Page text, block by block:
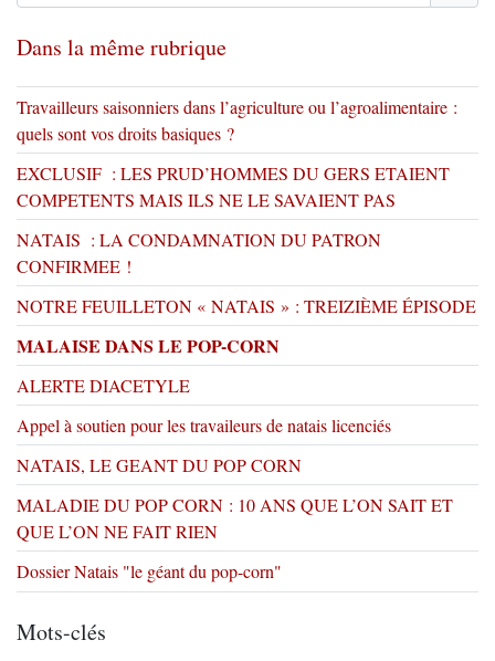
Dans la même rubrique
Travailleurs saisonniers dans l’agriculture ou l’agroalimentaire :
quels sont vos droits basiques ?
EXCLUSIF : LES PRUD’HOMMES DU GERS ETAIENT
COMPETENTS MAIS ILS NE LE SAVAIENT PAS
NATAIS : LA CONDAMNATION DU PATRON
CONFIRMEE !
NOTRE FEUILLETON « NATAIS » : TREIZIÈME ÉPISODE
MALAISE DANS LE POP-CORN
ALERTE DIACETYLE
Appel à soutien pour les travaileurs de natais licenciés
NATAIS, LE GEANT DU POP CORN
MALADIE DU POP CORN : 10 ANS QUE L’ON SAIT ET
QUE L’ON NE FAIT RIEN
Dossier Natais "le géant du pop-corn"
Mots-clés